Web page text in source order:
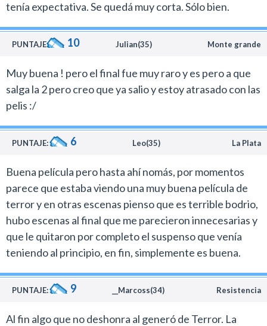
tenía expectativa. Se quedá muy corta. Sólo bien.
PUNTAJE: 10 Julian(35) Monte grande
Muy buena ! pero el final fue muy raro y es pero a que
salga la 2 pero creo que ya salio y estoy atrasado con las
pelis :/
PUNTAJE: 6 Leo(35) La Plata
Buena película pero hasta ahí nomás, por momentos
parece que estaba viendo una muy buena película de
terror y en otras escenas pienso que es terrible bodrio,
hubo escenas al final que me parecieron innecesarias y
que le quitaron por completo el suspenso que venía
teniendo al principio, en fin, simplemente es buena.
PUNTAJE: 9 __Marcoss(34) Resistencia
Al fin algo que no deshonra al generó de Terror. La